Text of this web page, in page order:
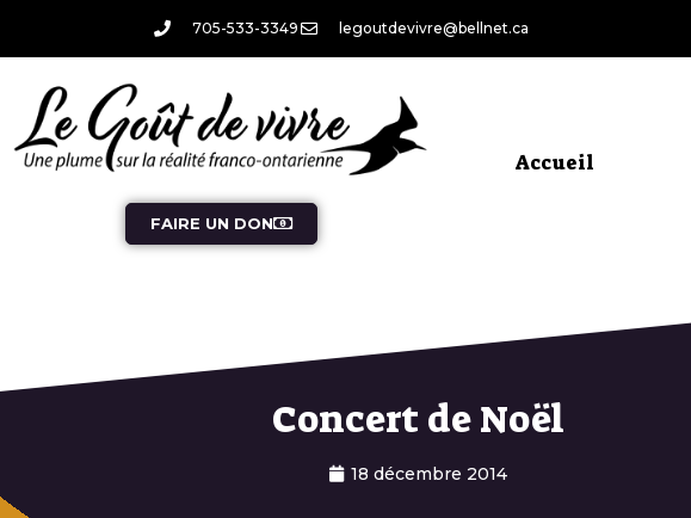
705-533-3349 legoutdevivre@bellnet.ca
FAIRE UN DON
Accueil
Concert de Noël
18 décembre 2014